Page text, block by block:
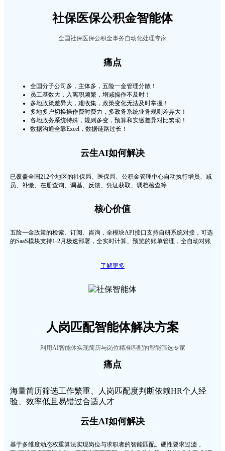
社保医保公积金智能体
全国社保医保公积金事务自动化处理专家
痛点
全国分子公司多，主体多，五险一金管理分散！
员工基数大，入离职频繁，增减操作不及时！
多地政策差异大，难收集，政策变化无法及时掌握！
多地多户切换操作费时费力，多政务系统业务规则差异大！
各地政务系统特殊，规则多变，预算和实缴差异对比繁琐！
数据沟通全靠Excel，数据链路过长！
云生AI如何解决
已覆盖全国212个地区的社保局、医保局、公积金管理中心自动执行增员、减
员、补缴、在册查询、调基、反馈、凭证获取、调档检查等
核心价值
五险一金政策的检索、订阅、咨询，全模块API接口支持自研系统对接，可选
的SaaS模块支持1-2月极速部署，全实时计算、预览的账单管理，全自动对账
了解更多
人岗匹配智能体解决方案
利用AI智能体实现简历与岗位精准匹配的智能筛选专家
痛点
海量简历筛选工作繁重、人岗匹配度判断依赖HR个人经
验、效率低且易错过合适人才
云生AI如何解决
基于多维度动态权重算法实现岗位与求职者的智能匹配。硬性要求过滤，